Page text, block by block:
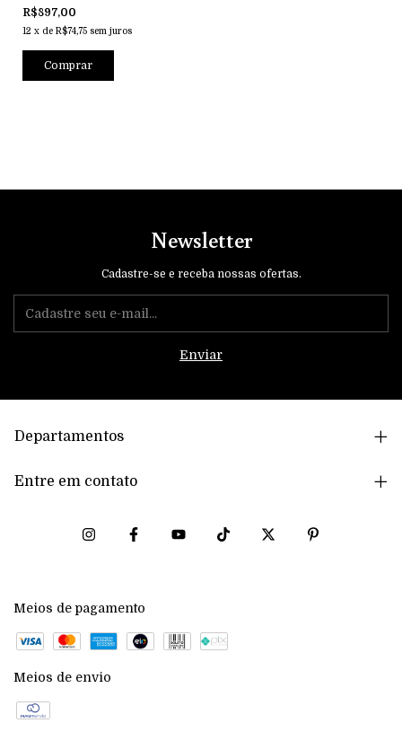
R$897,00
12 x de R$74,75 sem juros
Comprar
Newsletter
Cadastre-se e receba nossas ofertas.
Departamentos
Entre em contato
Meios de pagamento
Meios de envio